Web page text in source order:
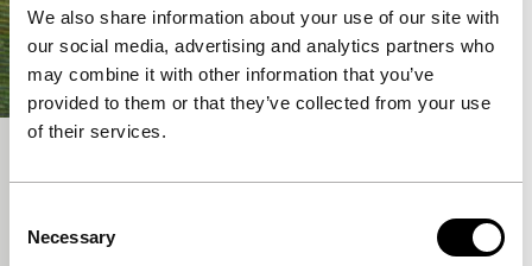
We also share information about your use of our site with
our social media, advertising and analytics partners who
may combine it with other information that you’ve
provided to them or that they’ve collected from your use
of their services.
Selection
Necessary
Een emotionele korte film ter nagedachtenis aan een
onbeschrijfelijke tragedie.